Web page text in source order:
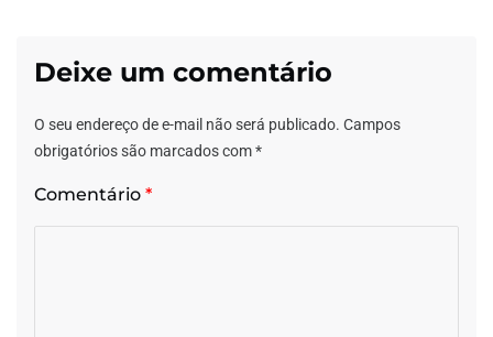
Deixe um comentário
O seu endereço de e-mail não será publicado. Campos
obrigatórios são marcados com*
Comentário *